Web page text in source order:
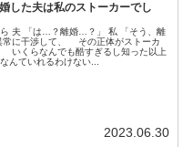
した夫は私のストーカーでし
夫 「は…？離婚…？」 私 「そう、離
に干渉して、 その正体がストーカ
いくらなんでも酷すぎるし知った以上
んていれるわけない...
2023.06.30